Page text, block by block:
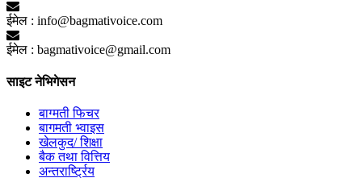
ईमेल : info@bagmativoice.com
ईमेल : bagmativoice@gmail.com
साइट नेभिगेसन
बाग्मती फिचर
बागमती भ्वाइस
खेलकुद/ शिक्षा
बैक तथा वित्तिय
अन्तरार्ष्ट्रिय